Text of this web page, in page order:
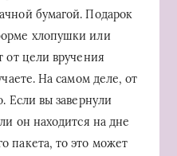
бумагой. Подарок
хлопушки или
от цели вручения
На самом деле, от
Если вы завернули
он находится на дне
пакета, то это может